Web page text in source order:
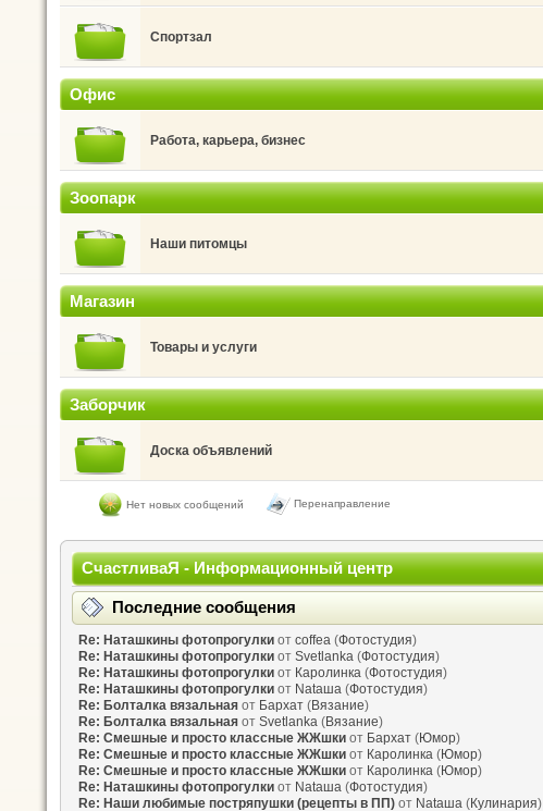
Спортзал
Офис
Работа, карьера, бизнес
Зоопарк
Наши питомцы
Магазин
Товары и услуги
Заборчик
Доска объявлений
Нет новых сообщений Перенаправление
СчастливаЯ - Информационный центр
Последние сообщения
Re: Наташкины фотопрогулки от coffea (Фотостудия)
Re: Наташкины фотопрогулки от Svetlanka (Фотостудия)
Re: Наташкины фотопрогулки от Каролинка (Фотостудия)
Re: Наташкины фотопрогулки от Nataшa (Фотостудия)
Re: Болталка вязальная от Бархат (Вязание)
Re: Болталка вязальная от Svetlanka (Вязание)
Re: Смешные и просто классные ЖЖшки от Бархат (Юмор)
Re: Смешные и просто классные ЖЖшки от Каролинка (Юмор)
Re: Смешные и просто классные ЖЖшки от Каролинка (Юмор)
Re: Наташкины фотопрогулки от Nataшa (Фотостудия)
Re: Наши любимые постряпушки (рецепты в ПП) от Nataшa (Кулинария)